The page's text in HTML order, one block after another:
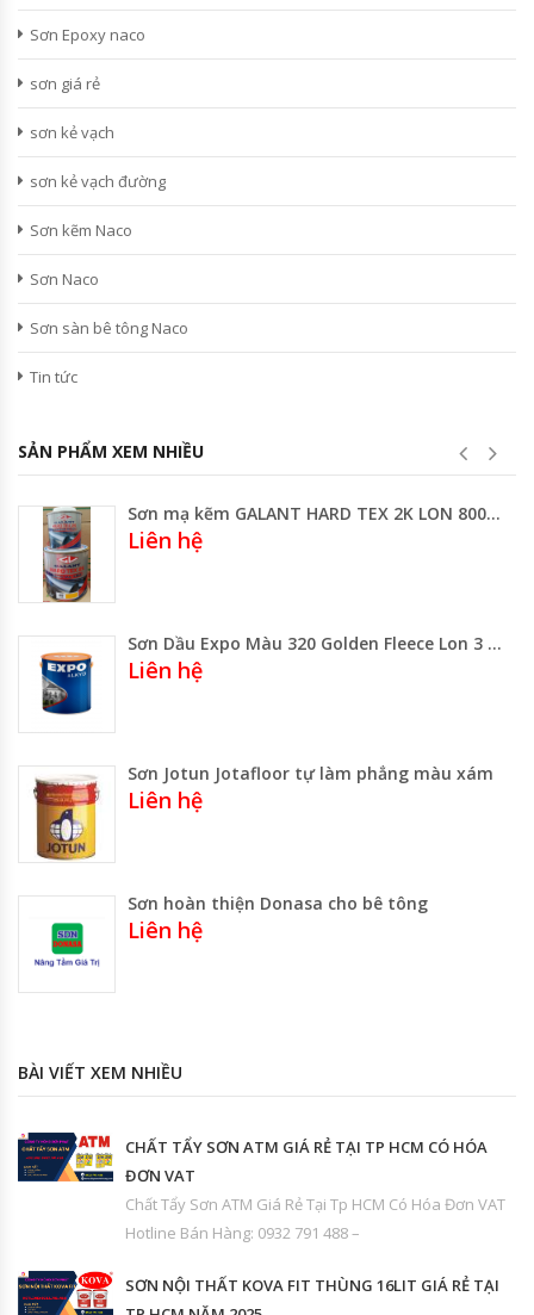
Sơn Epoxy naco
sơn giá rẻ
sơn kẻ vạch
sơn kẻ vạch đường
Sơn kẽm Naco
Sơn Naco
Sơn sàn bê tông Naco
Tin tức
SẢN PHẨM XEM NHIỀU
Sơn mạ kẽm GALANT HARD TEX 2K LON 800 ml
Liên hệ
Sơn Dầu Expo Màu 320 Golden Fleece Lon 3 Lít -800ml – Thùng 17.75 lÍT
Liên hệ
Sơn Jotun Jotafloor tự làm phẳng màu xám
Liên hệ
Sơn hoàn thiện Donasa cho bê tông
Liên hệ
BÀI VIẾT XEM NHIỀU
CHẤT TẨY SƠN ATM GIÁ RẺ TẠI TP HCM CÓ HÓA
ĐƠN VAT
Chất Tẩy Sơn ATM Giá Rẻ Tại Tp HCM Có Hóa Đơn VAT
Hotline Bán Hàng: 0932 791 488 –
SƠN NỘI THẤT KOVA FIT THÙNG 16LIT GIÁ RẺ TẠI